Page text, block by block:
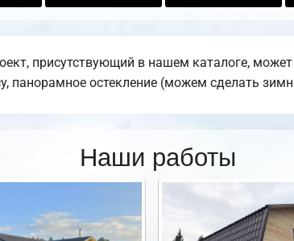
присутствующий в нашем каталоге,
панорамное остекление (можем сделать
Наши работы